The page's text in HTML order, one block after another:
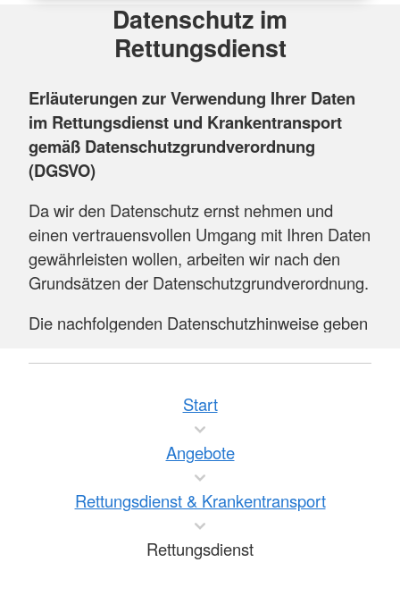
Datenschutz im
Rettungsdienst
Erläuterungen zur Verwendung Ihrer Daten
im Rettungsdienst und Krankentransport
gemäß Datenschutzgrundverordnung
(DGSVO)
Da wir den Datenschutz ernst nehmen und
einen vertrauensvollen Umgang mit Ihren Daten
gewährleisten wollen, arbeiten wir nach den
Grundsätzen der Datenschutzgrundverordnung.
Die nachfolgenden Datenschutzhinweise geben
Daten:
zu den Datenschutzhinweisen
Für den Bereich Rettungsdienst und
Krankentransport haben wir eine
Verfahrensanweisung erstellt, die auch die
Aufklärung über die Verwendung Ihrer Daten
bei einem Notfalleinsatz und bei einem
Start
Angebote
Rettungsdienst & Krankentransport
Rettungsdienst